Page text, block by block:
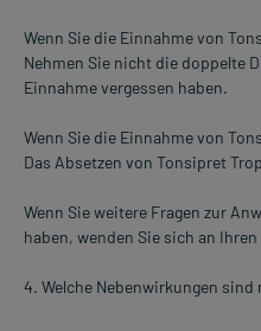
Wenn Sie die Einnahme von
Nehmen Sie nicht die doppelte
Einnahme vergessen haben.
Wenn Sie die Einnahme von
Das Absetzen von Tonsipret
Wenn Sie weitere Fragen zur
haben, wenden Sie sich an
4. Welche Nebenwirkungen sind